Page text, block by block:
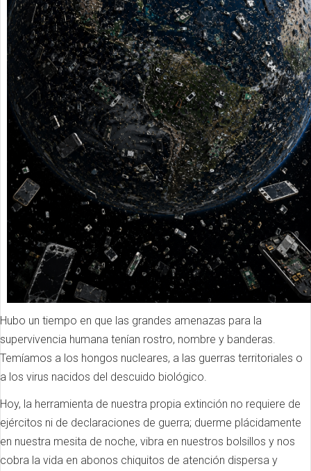
Hubo un tiempo en que las grandes amenazas para la
supervivencia humana tenían rostro, nombre y banderas.
Temíamos a los hongos nucleares, a las guerras territoriales o
a los virus nacidos del descuido biológico.
Hoy, la herramienta de nuestra propia extinción no requiere de
ejércitos ni de declaraciones de guerra; duerme plácidamente
en nuestra mesita de noche, vibra en nuestros bolsillos y nos
cobra la vida en abonos chiquitos de atención dispersa y